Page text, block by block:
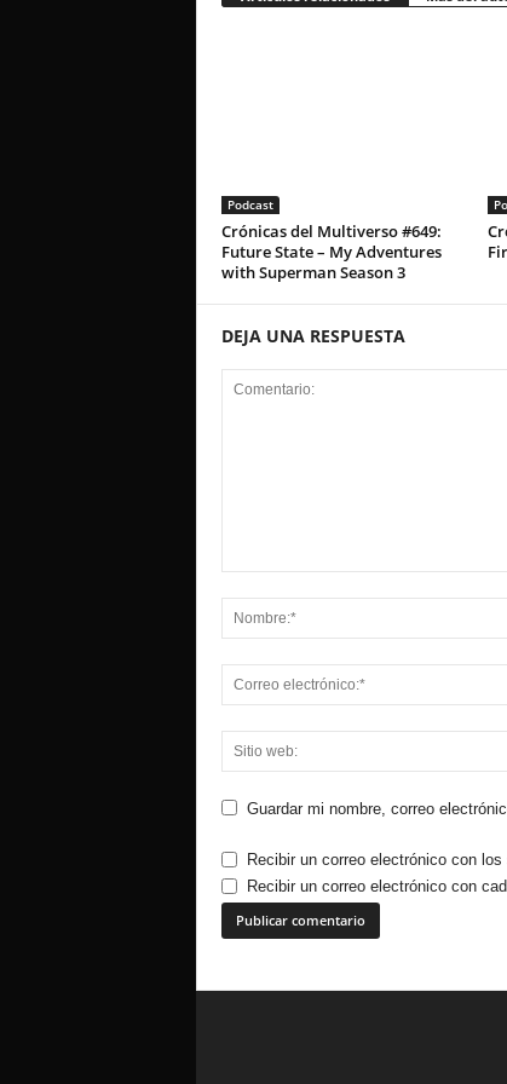
Podcast
Crónicas del Multiverso #649:
Future State – My Adventures
with Superman Season 3
DEJA UNA RESPUESTA
Guardar mi nombre, correo
Recibir un correo electrónico con
Recibir un correo electrónico con